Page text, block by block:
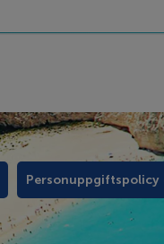
Personuppgiftspolicy